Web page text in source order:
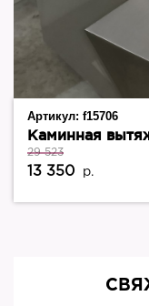
Артикул: f15706
Каминная
29 523
13 350 р.